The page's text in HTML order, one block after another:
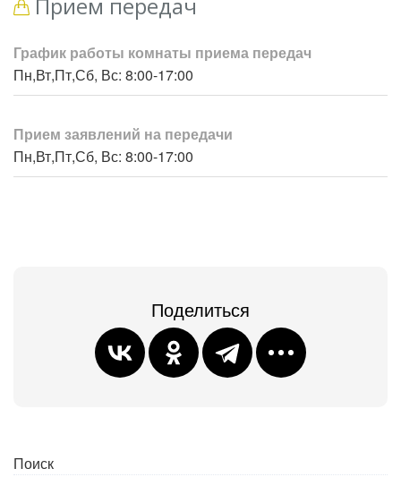
Прием передач
График работы комнаты приема передач
Пн,Вт,Пт,Сб, Вс: 8:00-17:00
Прием заявлений на передачи
Пн,Вт,Пт,Сб, Вс: 8:00-17:00
Поделиться
Поиск